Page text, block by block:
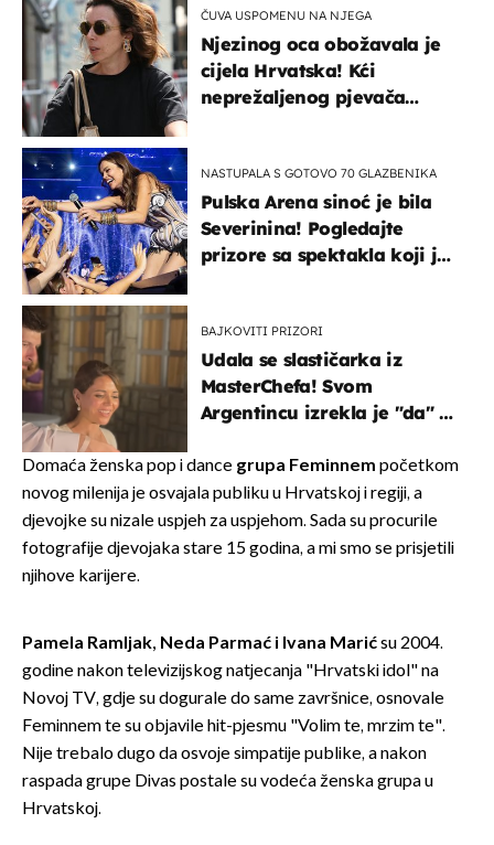
ČUVA USPOMENU NA NJEGA
Njezinog oca obožavala je
cijela Hrvatska! Kći
neprežaljenog pjevača
NASTUPALA S GOTOVO 70 GLAZBENIKA
Pulska Arena sinoć je bila
Severinina! Pogledajte
prizore sa spektakla koji je
BAJKOVITI PRIZORI
Udala se slastičarka iz
MasterChefa! Svom
Argentincu izrekla je "da" u
Domaća ženska pop i dance grupa Feminnem početkom
novog milenija je osvajala publiku u Hrvatskoj i regiji, a
djevojke su nizale uspjeh za uspjehom. Sada su procurile
fotografije djevojaka stare 15 godina, a mi smo se prisjetili
njihove karijere.
Pamela Ramljak, Neda Parmać i Ivana Marićsu 2004.
godine nakon televizijskog natjecanja "Hrvatski idol" na
Novoj TV, gdje su dogurale do same završnice, osnovale
Feminnem te su objavile hit-pjesmu "Volim te, mrzim te".
Nije trebalo dugo da osvoje simpatije publike, a nakon
raspada grupe Divas postale su vodeća ženska grupa u
Hrvatskoj.